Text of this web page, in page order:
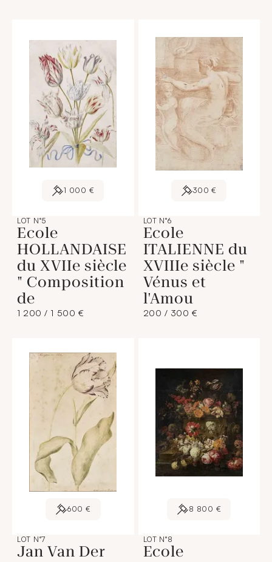
1 000 €
LOT N°5
Ecole
HOLLANDAISE
du XVIIe siècle
" Composition
de
1 200 / 1 500 €
300 €
LOT N°6
Ecole
ITALIENNE du
XVIIIe siècle "
Vénus et
l'Amou
200 / 300 €
600 €
LOT N°7
Jan Van Der
8 800 €
LOT N°8
Ecole